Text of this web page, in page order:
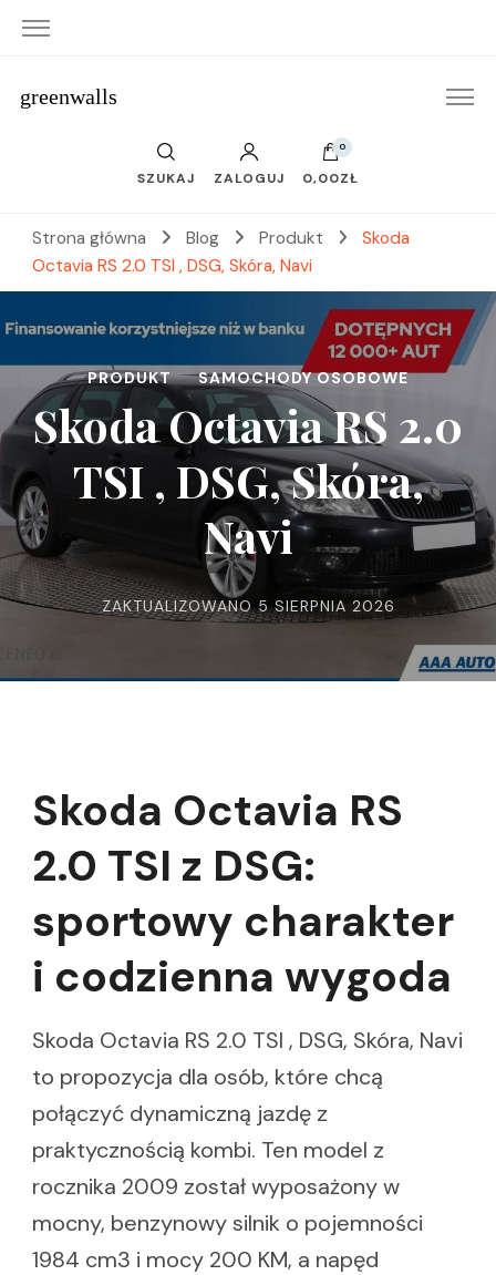
greenwalls
SZUKAJ ZALOGUJ
0
0,00ZŁ
Strona główna Blog Produkt
Skoda
Octavia RS 2.0 TSI , DSG, Skóra, Navi
PRODUKT SAMOCHODY OSOBOWE
Skoda Octavia RS 2.0
TSI , DSG, Skóra,
Navi
ZAKTUALIZOWANO5 SIERPNIA 2026
Skoda Octavia RS
2.0 TSI z DSG:
sportowy charakter
i codzienna wygoda
Skoda Octavia RS 2.0 TSI , DSG, Skóra, Navi
to propozycja dla osób, które chcą
połączyć dynamiczną jazdę z
praktycznością kombi. Ten model z
rocznika 2009 został wyposażony w
mocny, benzynowy silnik o pojemności
1984 cm3 i mocy 200 KM, a napęd